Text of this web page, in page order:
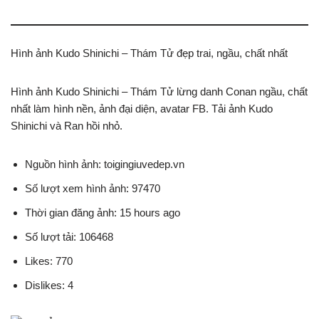
Hình ảnh Kudo Shinichi – Thám Tử đẹp trai, ngầu, chất nhất
Hình ảnh Kudo Shinichi – Thám Tử lừng danh Conan ngầu, chất
nhất làm hình nền, ảnh đại diện, avatar FB. Tải ảnh Kudo
Shinichi và Ran hồi nhỏ.
Nguồn hình ảnh: toigingiuvedep.vn
Số lượt xem hình ảnh: 97470
Thời gian đăng ảnh: 15 hours ago
Số lượt tải: 106468
Likes: 770
Dislikes: 4